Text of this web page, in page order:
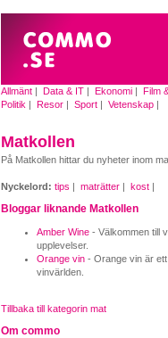
Allmänt | Data & IT | Ekonomi | Film
Politik | Resor | Sport | Vetenskap |
Matkollen
På Matkollen hittar du nyheter inom
Nyckelord: tips | maträtter | kost |
Bloggar liknande Matkollen
Amber Wine - Välkommen till
upplevelser.
Orange vin - Orange vin är
vinvärlden.
Tillbaka till kategorin mat
Om commo